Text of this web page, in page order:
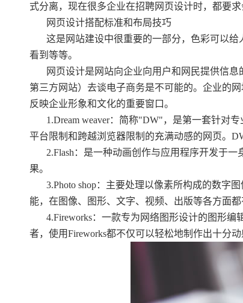
式分离，现在很多企业在招聘网页设计时，都要求
网页设计搭配标准和布局技巧
这是网站建设中很重要的一部分，色彩可以
看到等等。
网页设计是网站向企业向用户和网民提供信
第三方网站）去谈电子商务是不可能的。企业的
反映企业形象和文化的重要窗口。
1.Dream weaver：简称"DW"，是第一套针对
平台限制和跨越浏览器限制的充满动感的网页。
2.Flash：是一种动画创作与应用程序开发于
果。
3.Photo shop：主要处理以像素所构成的数字
能，在图像、图形、文字、视频、出版等各方面都
4.Fireworks：一款专为网络图形设计的图形
者，使用Fireworks都不仅可以轻松地制作出十分